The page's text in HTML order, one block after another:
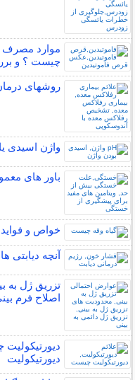
چیست ؟ و
روشهای
واژن اسیدی
باور های
خواص و فواید
آنچه دیابتی
تزریق ژل به
اصلاح فرم
دیورتیکولیت